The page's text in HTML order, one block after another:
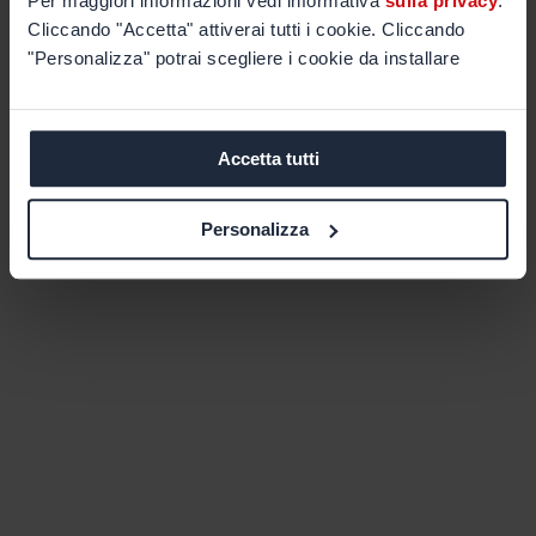
Cliccando "Accetta" attiverai tutti i cookie. Cliccando
"Personalizza" potrai scegliere i cookie da installare
Accetta tutti
Personalizza